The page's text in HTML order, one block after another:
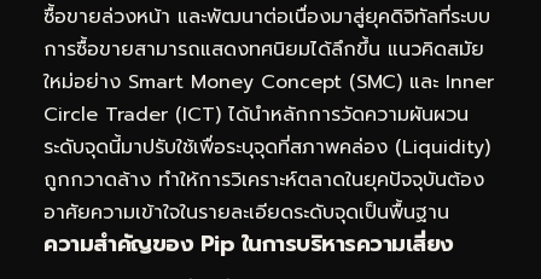
ซื้อขายล่วงหน้า และพัฒนาต่อเนื่องมาสู่ยุคดิจิทัลที่ระบบ
การซื้อขายสามารถแสดงทศนิยมได้ลึกขึ้น แนวคิดสมัย
ใหม่อย่าง Smart Money Concept (SMC) และ Inner
Circle Trader (ICT) ได้นำหลักการวัดความผันผวน
ระดับจุดนี้มาปรับใช้เพื่อระบุจุดที่สภาพคล่อง (Liquidity)
ถูกกวาดล้าง ทำให้การวิเคราะห์ตลาดในยุคปัจจุบันต้อง
อาศัยความเข้าใจในรายละเอียดระดับจุดเป็นพื้นฐาน
ความสำคัญของ Pip ในการบริหารความเสี่ยง